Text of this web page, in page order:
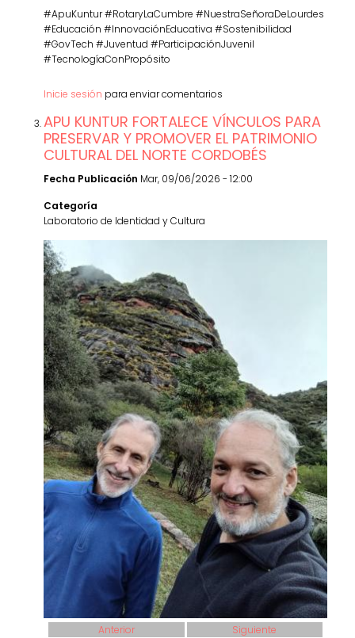
#ApuKuntur #RotaryLaCumbre #NuestraSeñoraDeLourdes
#Educación #InnovaciónEducativa #Sostenibilidad
#GovTech #Juventud #ParticipaciónJuvenil
#TecnologíaConPropósito
Inicie sesión para enviar comentarios
APU KUNTUR FORTALECE VÍNCULOS PARA
PRESERVAR Y PROMOVER EL PATRIMONIO
CULTURAL DEL NORTE CORDOBÉS
Fecha Publicación Mar, 09/06/2026 - 12:00
Categoría
Laboratorio de Identidad y Cultura
Anterior Siguiente